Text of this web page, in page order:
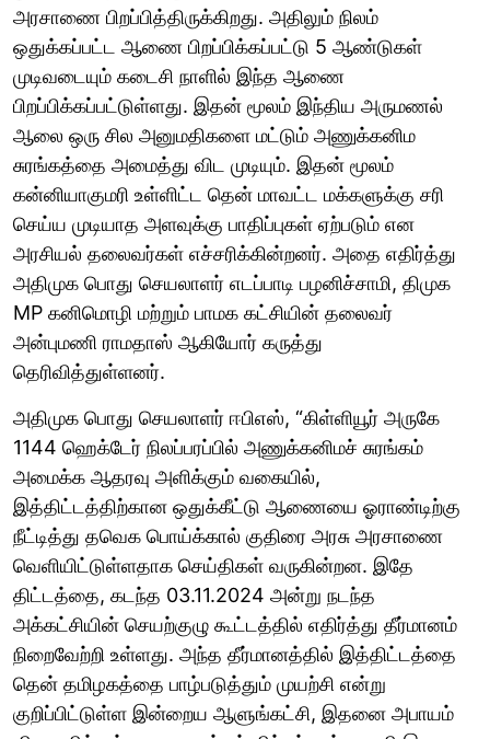
அரசாணை பிறப்பித்திருக்கிறது. அதிலும் நிலம்
ஒதுக்கப்பட்ட ஆணை பிறப்பிக்கப்பட்டு 5 ஆண்டுகள்
முடிவடையும் கடைசி நாளில் இந்த ஆணை
பிறப்பிக்கப்பட்டுள்ளது. இதன் மூலம் இந்திய அருமணல்
ஆலை ஒரு சில அனுமதிகளை மட்டும் அணுக்கனிம
சுரங்கத்தை அமைத்து விட முடியும். இதன் மூலம்
கன்னியாகுமரி உள்ளிட்ட தென் மாவட்ட மக்களுக்கு சரி
செய்ய முடியாத அளவுக்கு பாதிப்புகள் ஏற்படும் என
அரசியல் தலைவர்கள் எச்சரிக்கின்றனர். அதை எதிர்த்து
அதிமுக பொது செயலாளர் எடப்பாடி பழனிச்சாமி, திமுக
MP கனிமொழி மற்றும் பாமக கட்சியின் தலைவர்
அன்புமணி ராமதாஸ் ஆகியோர் கருத்து
தெரிவித்துள்ளனர்.
அதிமுக பொது செயலாளர் ஈபிஎஸ், “கிள்ளியூர் அருகே
1144 ஹெக்டேர் நிலப்பரப்பில் அணுக்கனிமச் சுரங்கம்
அமைக்க ஆதரவு அளிக்கும் வகையில்,
இத்திட்டத்திற்கான ஒதுக்கீட்டு ஆணையை ஓராண்டிற்கு
நீட்டித்து தவெக பொய்க்கால் குதிரை அரசு அரசாணை
வெளியிட்டுள்ளதாக செய்திகள் வருகின்றன. இதே
திட்டத்தை, கடந்த 03.11.2024 அன்று நடந்த
அக்கட்சியின் செயற்குழு கூட்டத்தில் எதிர்த்து தீர்மானம்
நிறைவேற்றி உள்ளது. அந்த தீர்மானத்தில் இத்திட்டத்தை
தென் தமிழகத்தை பாழ்படுத்தும் முயற்சி என்று
குறிப்பிட்டுள்ள இன்றைய ஆளுங்கட்சி, இதனை அபாயம்